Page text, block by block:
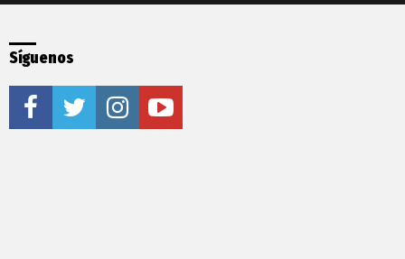
Síguenos
facebooktwitter instagramyoutube